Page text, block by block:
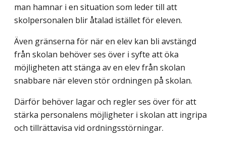
man hamnar i en situation som leder till att
skolpersonalen blir åtalad istället för eleven.
Även gränserna för när en elev kan bli avstängd
från skolan behöver ses över i syfte att öka
möjligheten att stänga av en elev från skolan
snabbare när eleven stör ordningen på skolan.
Därför behöver lagar och regler ses över för att
stärka personalens möjligheter i skolan att ingripa
och tillrättavisa vid ordningsstörningar.